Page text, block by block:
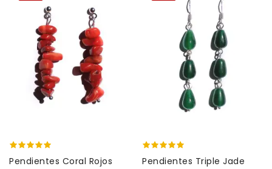
Pendientes Coral Rojos Pendientes Triple Jade